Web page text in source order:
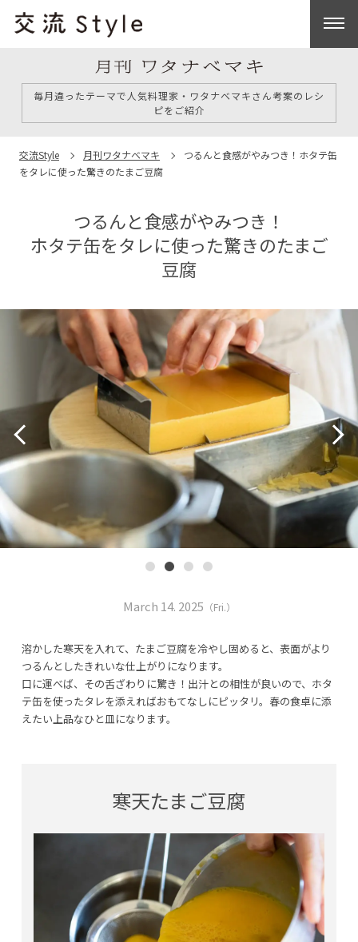
毎月違ったテーマで人気料理家・ワタナベマキさん考案のレシ
ピをご紹介
交流Style 月刊ワタナベマキ つるんと食感がやみつき！ ホタテ缶
をタレに使った驚きのたまご豆腐
つるんと食感がやみつき！
ホタテ缶をタレに使った驚きのたまご
豆腐
March 14. 2025 （Fri.）
溶かした寒天を入れて、たまご豆腐を冷やし固めると、表面がより
つるんとしたきれいな仕上がりになります。
口に運べば、その舌ざわりに驚き！出汁との相性が良いので、ホタ
テ缶を使ったタレを添えればおもてなしにピッタリ。春の食卓に添
えたい上品なひと皿になります。
寒天たまご豆腐